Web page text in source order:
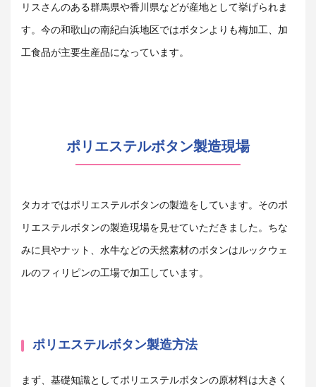
リスさんのある群馬県や香川県などが産地として挙げられま
す。今の和歌山の南紀白浜地区ではボタンよりも梅加工、加
工食品が主要生産品になっています。
ポリエステルボタン製造現場
タカオではポリエステルボタンの製造をしています。そのポ
リエステルボタンの製造現場を見せていただきました。ちな
みに貝やナット、水牛などの天然素材のボタンはルックウェ
ルのフィリピンの工場で加工しています。
ポリエステルボタン製造方法
まず、基礎知識としてポリエステルボタンの原材料は大きく